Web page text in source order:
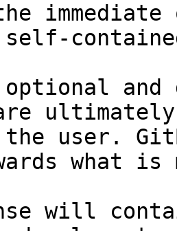
and
the user.
what
will